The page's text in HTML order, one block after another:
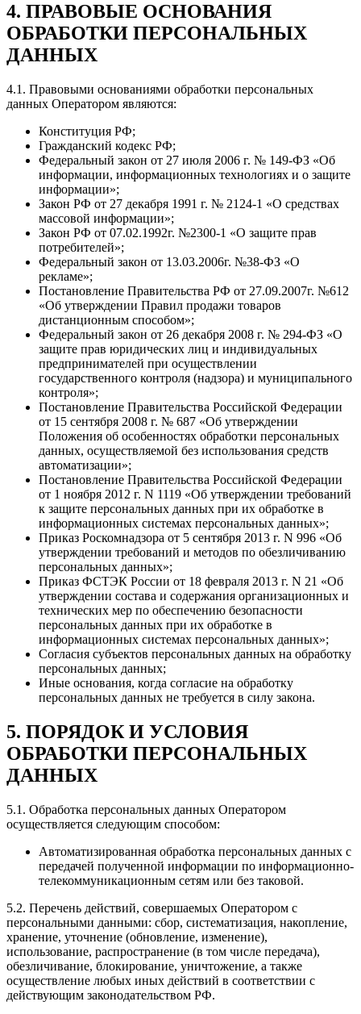
4. ПРАВОВЫЕ ОСНОВАНИЯ
ОБРАБОТКИ ПЕРСОНАЛЬНЫХ
ДАННЫХ
4.1. Правовыми основаниями обработки персональных
данных Оператором являются:
Конституция РФ;
Гражданский кодекс РФ;
Федеральный закон от 27 июля 2006 г. № 149-ФЗ «Об
информации, информационных технологиях и о защите
информации»;
Закон РФ от 27 декабря 1991 г. № 2124-1 «О средствах
массовой информации»;
Закон РФ от 07.02.1992г. №2300-1 «О защите прав
потребителей»;
Федеральный закон от 13.03.2006г. №38-ФЗ «О
рекламе»;
Постановление Правительства РФ от 27.09.2007г. №612
«Об утверждении Правил продажи товаров
дистанционным способом»;
Федеральный закон от 26 декабря 2008 г. № 294-ФЗ «О
защите прав юридических лиц и индивидуальных
предпринимателей при осуществлении
государственного контроля (надзора) и муниципального
контроля»;
Постановление Правительства Российской Федерации
от 15 сентября 2008 г. № 687 «Об утверждении
Положения об особенностях обработки персональных
данных, осуществляемой без использования средств
автоматизации»;
Постановление Правительства Российской Федерации
от 1 ноября 2012 г. N 1119 «Об утверждении требований
к защите персональных данных при их обработке в
информационных системах персональных данных»;
Приказ Роскомнадзора от 5 сентября 2013 г. N 996 «Об
утверждении требований и методов по обезличиванию
персональных данных»;
Приказ ФСТЭК России от 18 февраля 2013 г. N 21 «Об
утверждении состава и содержания организационных и
технических мер по обеспечению безопасности
персональных данных при их обработке в
информационных системах персональных данных»;
Согласия субъектов персональных данных на обработку
персональных данных;
Иные основания, когда согласие на обработку
персональных данных не требуется в силу закона.
5. ПОРЯДОК И УСЛОВИЯ
ОБРАБОТКИ ПЕРСОНАЛЬНЫХ
ДАННЫХ
5.1. Обработка персональных данных Оператором
осуществляется следующим способом:
Автоматизированная обработка персональных данных с
передачей полученной информации по информационно-
телекоммуникационным сетям или без таковой.
5.2. Перечень действий, совершаемых Оператором с
персональными данными: сбор, систематизация, накопление,
хранение, уточнение (обновление, изменение),
использование, распространение (в том числе передача),
обезличивание, блокирование, уничтожение, а также
осуществление любых иных действий в соответствии с
действующим законодательством РФ.